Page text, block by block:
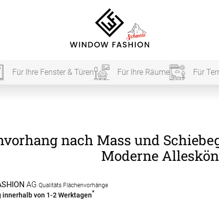
Für Ihre Fenster & Türen Für Ihre Räume Für
nach Mass und
Moderne
AG Qualitäts Flächenvorhänge
von 1-2 Werktagen*